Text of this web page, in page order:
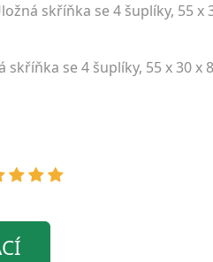
skříňka se 4 šuplíky, 55
se 4 šuplíky, 55 x 30 x